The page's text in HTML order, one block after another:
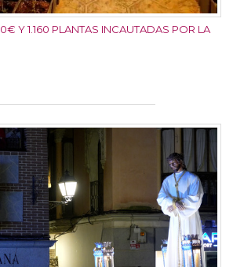
Y 1.160 PLANTAS INCAUTADAS POR LA